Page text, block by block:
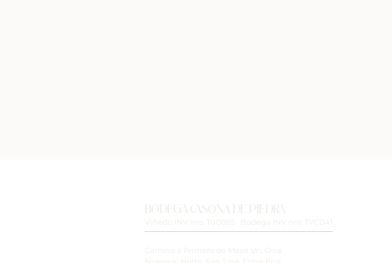
BODEGA CASONA DE PIEDRA
Viñedo INV nro. T00065 Bodega INV nro. TVC041
Camino a Primero de Mayo s/n, Cnia.